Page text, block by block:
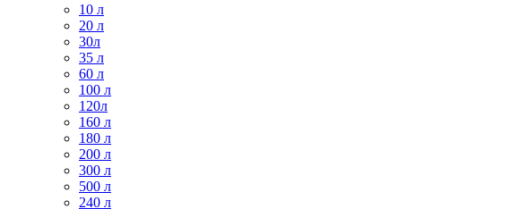
10 л
20 л
30л
35 л
60 л
100 л
120л
160 л
180 л
200 л
300 л
500 л
240 л